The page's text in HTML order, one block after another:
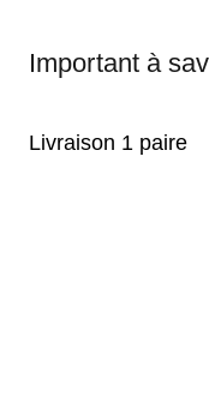
Important à
Livraison 1 paire